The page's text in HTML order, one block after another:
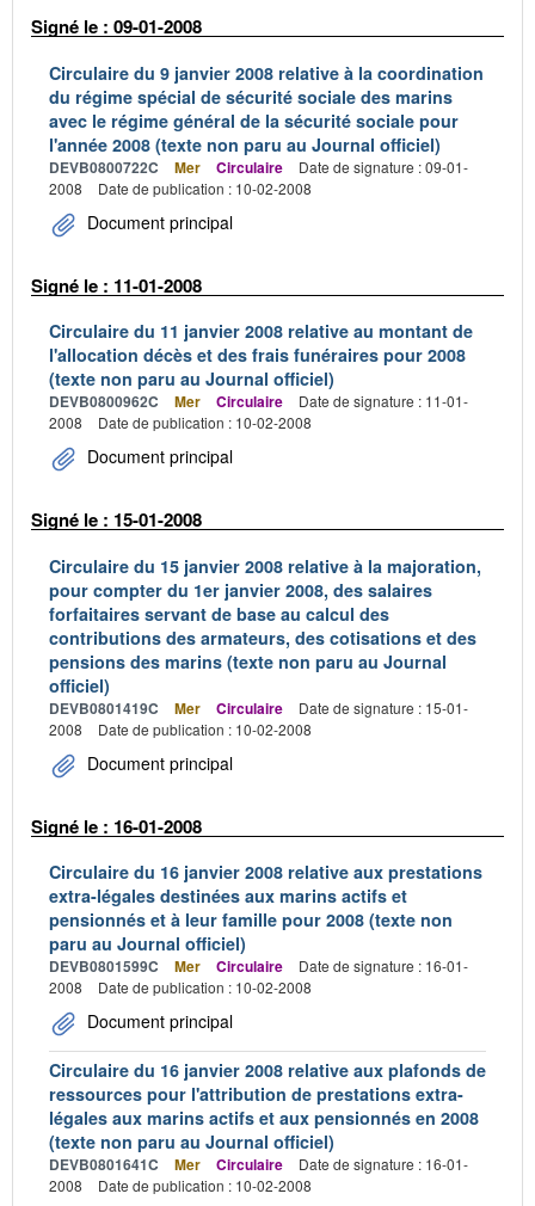
Signé le : 09-01-2008
Circulaire du 9 janvier 2008 relative à la coordination
du régime spécial de sécurité sociale des marins
avec le régime général de la sécurité sociale pour
l'année 2008 (texte non paru au Journal officiel)
DEVB0800722C Mer Circulaire
Date de signature : 09-01-
2008
Date de publication : 10-02-2008
Document principal
Signé le : 11-01-2008
Circulaire du 11 janvier 2008 relative au montant de
l'allocation décès et des frais funéraires pour 2008
(texte non paru au Journal officiel)
DEVB0800962C Mer Circulaire
Date de signature : 11-01-
2008
Date de publication : 10-02-2008
Document principal
Signé le : 15-01-2008
Circulaire du 15 janvier 2008 relative à la majoration,
pour compter du 1er janvier 2008, des salaires
forfaitaires servant de base au calcul des
contributions des armateurs, des cotisations et des
pensions des marins (texte non paru au Journal
officiel)
DEVB0801419C Mer Circulaire
Date de signature : 15-01-
2008
Date de publication : 10-02-2008
Document principal
Signé le : 16-01-2008
Circulaire du 16 janvier 2008 relative aux prestations
extra-légales destinées aux marins actifs et
pensionnés et à leur famille pour 2008 (texte non
paru au Journal officiel)
DEVB0801599C Mer Circulaire
Date de signature : 16-01-
2008
Date de publication : 10-02-2008
Document principal
Circulaire du 16 janvier 2008 relative aux plafonds de
ressources pour l'attribution de prestations extra-
légales aux marins actifs et aux pensionnés en 2008
(texte non paru au Journal officiel)
DEVB0801641C Mer Circulaire
Date de signature : 16-01-
2008
Date de publication : 10-02-2008